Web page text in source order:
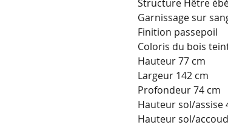
Structure Hêtre
Garnissage sur
Finition passepoil
Coloris du bois
Hauteur 77 cm
Largeur 142 cm
Profondeur 74 cm
Hauteur sol/assise
Hauteur sol/